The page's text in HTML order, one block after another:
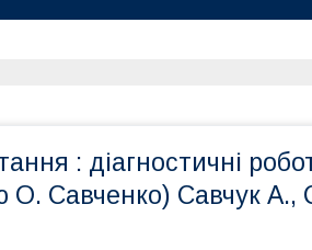
: діагностичні
О. Савченко) Савчук А.,